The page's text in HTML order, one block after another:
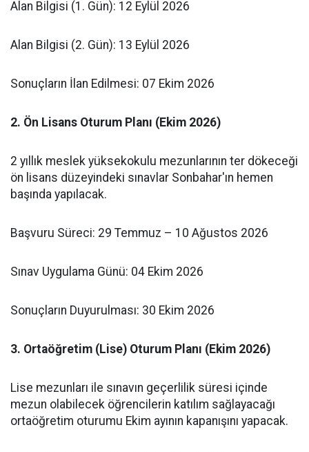
​Alan Bilgisi (1. Gün): 12 Eylül 2026
​Alan Bilgisi (2. Gün): 13 Eylül 2026
​Sonuçların İlan Edilmesi: 07 Ekim 2026
​2. Ön Lisans Oturum Planı (Ekim 2026)
​2 yıllık meslek yüksekokulu mezunlarının ter dökeceği
ön lisans düzeyindeki sınavlar Sonbahar'ın hemen
başında yapılacak.
​Başvuru Süreci: 29 Temmuz – 10 Ağustos 2026
​Sınav Uygulama Günü: 04 Ekim 2026
​Sonuçların Duyurulması: 30 Ekim 2026
3. Ortaöğretim (Lise) Oturum Planı (Ekim 2026)
​Lise mezunları ile sınavın geçerlilik süresi içinde
mezun olabilecek öğrencilerin katılım sağlayacağı
ortaöğretim oturumu Ekim ayının kapanışını yapacak.